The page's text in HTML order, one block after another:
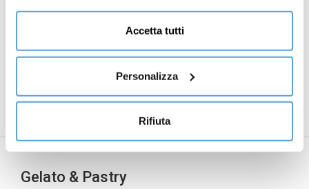
preferenze da te manifestate e della tua posizione
(Offerte commerciali personalizzate);
sito contenuti ospitati sui social network (Social media e
condivisione dei contenuti). Per l’installazione dei cookie
tecnici e necessari non è richiesto il tuo consenso. Per gli
revocare il consenso all’installazione di tutti o alcuni dei
sistemi di tracciamento e modificare le tue preferenze
attraverso la Cookie Policy o attraverso questo banner.
Accetta tutti
Personalizza
Rifiuta
Palacongressi di Rimini
Orari: dalle 10:00 alle 19:00
Gelato & Pastry